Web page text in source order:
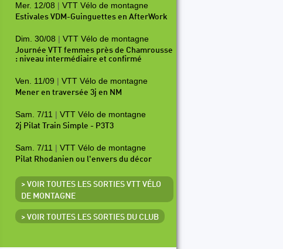
Mer. 12/08 | VTT Vélo de montagne
Estivales VDM-Guinguettes en AfterWork
Dim. 30/08 | VTT Vélo de montagne
Journée VTT femmes près de Chamrousse
: niveau intermédiaire et confirmé
Ven. 11/09 | VTT Vélo de montagne
Mener en traversée 3j en NM
Sam. 7/11 | VTT Vélo de montagne
2j Pilat Train Simple - P3T3
Sam. 7/11 | VTT Vélo de montagne
Pilat Rhodanien ou l'envers du décor
> VOIR TOUTES LES SORTIES VTT VÉLO
DE MONTAGNE
> VOIR TOUTES LES SORTIES DU CLUB